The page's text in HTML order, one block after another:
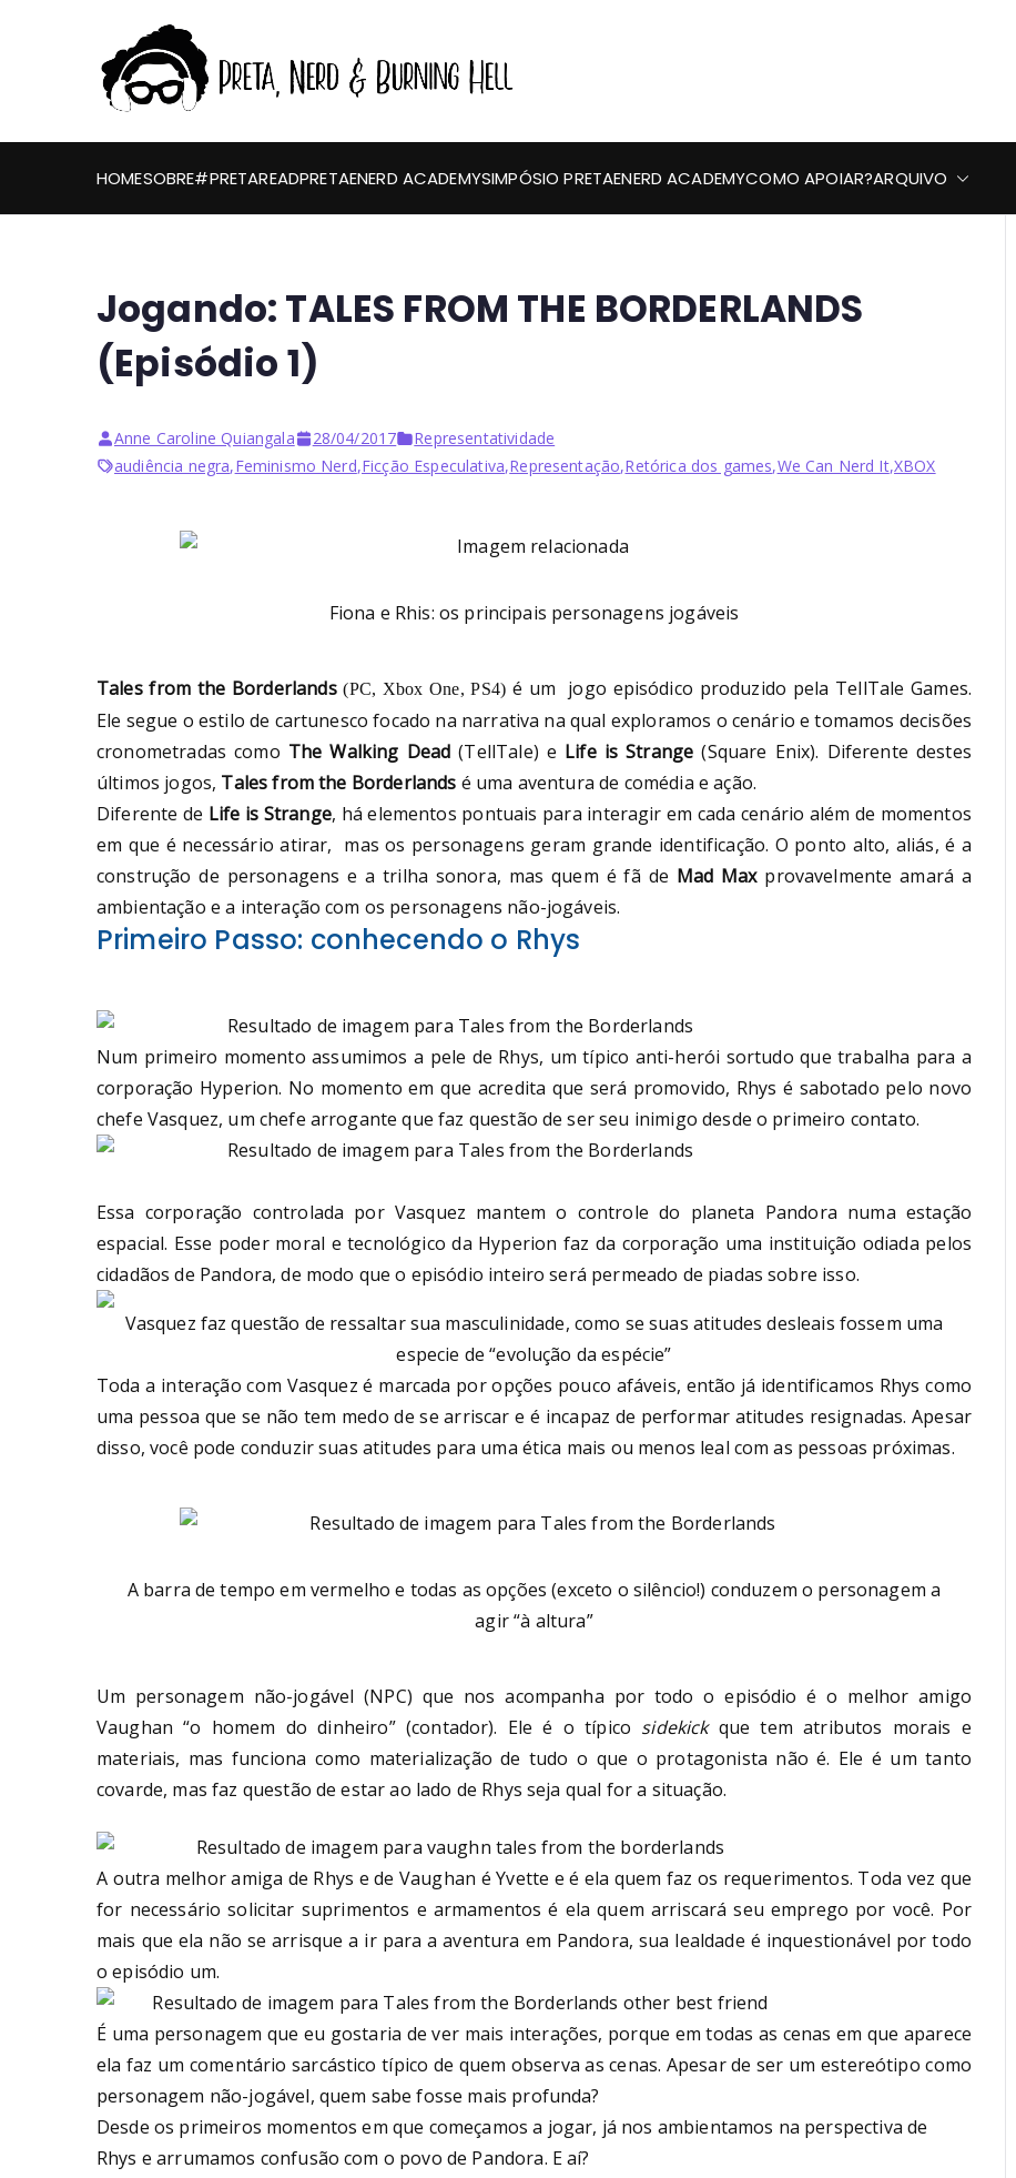
HOMESOBRE#PRETAREADPRETAENERD ACADEMYSIMPÓSIO PRETAENERD ACADEMYCOMO APOIAR?ARQUIVO
Jogando: TALES FROM THE BORDERLANDS
(Episódio 1)
Anne Caroline Quiangala 28/04/2017
Representatividade
audiência negra,Feminismo Nerd,Ficção Especulativa,Representação,Retórica dos games,We Can Nerd It,XBOX
Fiona e Rhis: os principais personagens jogáveis
Tales from the Borderlands(PC, Xbox One, PS4) é um jogo episódico produzido pela TellTale Games.
Ele segue o estilo de cartunesco focado na narrativa na qual exploramos o cenário e tomamos decisões
cronometradas como The Walking Dead (TellTale) e Life is Strange (Square Enix). Diferente destes
últimos jogos, Tales from the Borderlands é uma aventura de comédia e ação.
Diferente de Life is Strange, há elementos pontuais para interagir em cada cenário além de momentos
em que é necessário atirar, mas os personagens geram grande identificação. O ponto alto, aliás, é a
construção de personagens e a trilha sonora, mas quem é fã de Mad Max provavelmente amará a
ambientação e a interação com os personagens não-jogáveis.
Primeiro Passo: conhecendo o Rhys
Num primeiro momento assumimos a pele de Rhys, um típico anti-herói sortudo que trabalha para a
corporação Hyperion. No momento em que acredita que será promovido, Rhys é sabotado pelo novo
chefe Vasquez, um chefe arrogante que faz questão de ser seu inimigo desde o primeiro contato.
Essa corporação controlada por Vasquez mantem o controle do planeta Pandora numa estação
espacial. Esse poder moral e tecnológico da Hyperion faz da corporação uma instituição odiada pelos
cidadãos de Pandora, de modo que o episódio inteiro será permeado de piadas sobre isso.
Vasquez faz questão de ressaltar sua masculinidade, como se suas atitudes desleais fossem uma
especie de “evolução da espécie”
Toda a interação com Vasquez é marcada por opções pouco afáveis, então já identificamos Rhys como
uma pessoa que se não tem medo de se arriscar e é incapaz de performar atitudes resignadas. Apesar
disso, você pode conduzir suas atitudes para uma ética mais ou menos leal com as pessoas próximas.
A barra de tempo em vermelho e todas as opções (exceto o silêncio!) conduzem o personagem a
agir “à altura”
Um personagem não-jogável (NPC) que nos acompanha por todo o episódio é o melhor amigo
Vaughan “o homem do dinheiro” (contador). Ele é o típico sidekick que tem atributos morais e
materiais, mas funciona como materialização de tudo o que o protagonista não é. Ele é um tanto
covarde, mas faz questão de estar ao lado de Rhys seja qual for a situação.
A outra melhor amiga de Rhys e de Vaughan é Yvette e é ela quem faz os requerimentos. Toda vez que
for necessário solicitar suprimentos e armamentos é ela quem arriscará seu emprego por você. Por
mais que ela não se arrisque a ir para a aventura em Pandora, sua lealdade é inquestionável por todo
o episódio um.
É uma personagem que eu gostaria de ver mais interações, porque em todas as cenas em que aparece
ela faz um comentário sarcástico típico de quem observa as cenas. Apesar de ser um estereótipo como
personagem não-jogável, quem sabe fosse mais profunda?
Desde os primeiros momentos em que começamos a jogar, já nos ambientamos na perspectiva de
Rhys e arrumamos confusão com o povo de Pandora. E aí?